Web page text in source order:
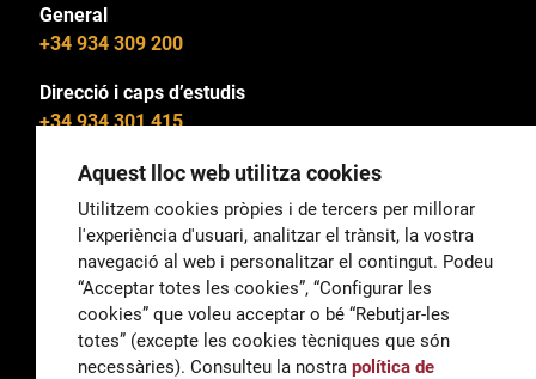
General
+34 934 309 200
Direcció i caps d’estudis
+34 934 301 415
General
correu@escoladeltreball.org
Informació
informacio@escoladeltreball.org
Aquest lloc web utilitza cookies
Utilitzem cookies pròpies i de tercers per millorar
l'experiència d'usuari, analitzar el trànsit, la vostra
navegació al web i personalitzar el contingut. Podeu
“Acceptar totes les cookies”, “Configurar les
cookies” que voleu acceptar o bé “Rebutjar-les
totes” (excepte les cookies tècniques que són
necessàries). Consulteu la nostra política de